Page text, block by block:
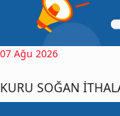
07 Ağu 2026
KURU SOĞAN